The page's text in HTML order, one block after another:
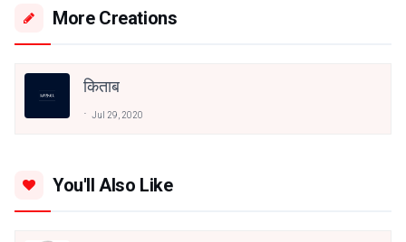
More Creations
किताब
Jul 29, 2020
You'll Also Like